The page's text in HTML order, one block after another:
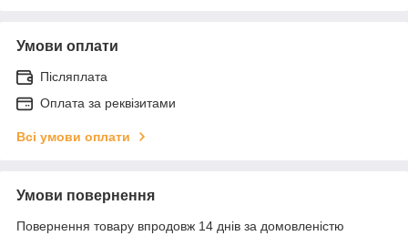
Умови оплати
Післяплата
Оплата за реквізитами
Всі умови оплати
Умови повернення
Повернення товару впродовж 14 днів за домовленістю